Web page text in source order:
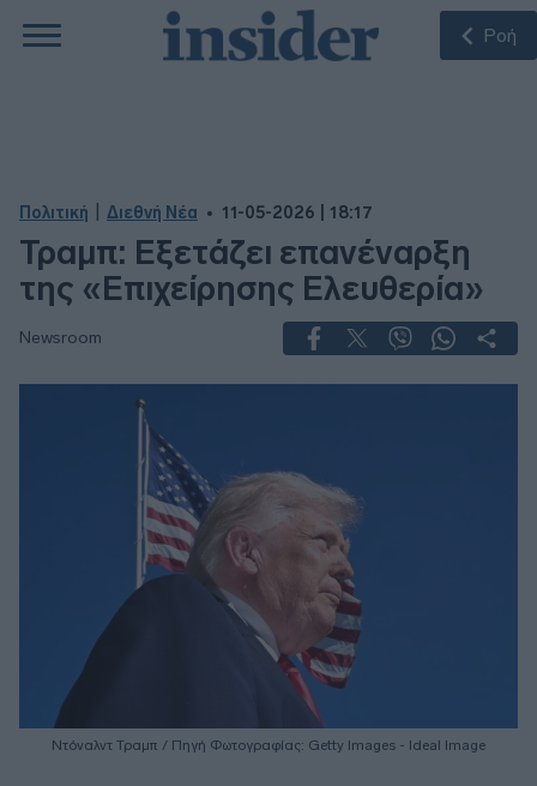
Ροή
Πολιτική Διεθνή Νέα 11-05-2026 | 18:17
Τραμπ: Eξετάζει επανέναρξη
της «Επιχείρησης Ελευθερία»
Newsroom
Ντόναλντ Τραμπ / Πηγή Φωτογραφίας: Getty Images - Ideal Image